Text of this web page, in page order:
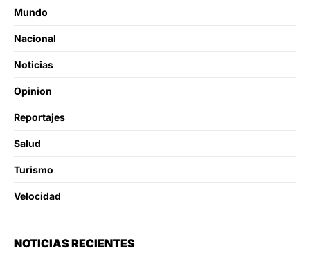
Mundo
Nacional
Noticias
Opinion
Reportajes
Salud
Turismo
Velocidad
NOTICIAS RECIENTES